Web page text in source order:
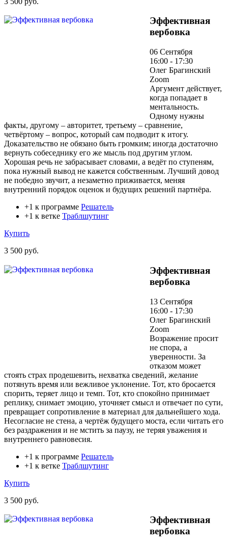
Эффективная
вербовка
06 Сентября
16:00 - 17:30
Олег Брагинский
Zoom
Аргумент действует,
когда попадает в
ментальность.
Одному нужны
факты, другому – авторитет, третьему – сравнение,
четвёртому – вопрос, который сам подводит к итогу.
Доказательство не обязано быть громким; иногда достаточно
вернуть собеседнику его же мысль под другим углом.
Хорошая речь не забрасывает словами, а ведёт по ступеням,
пока нужный вывод не кажется собственным. Лучший довод
не победно звучит, а незаметно приживается, меняя
внутренний порядок оценок и будущих решений партнёра.
+1 к программе Решатель
+1 к ветке Траблшутинг
Купить
3 500 руб.
Эффективная
вербовка
13 Сентября
16:00 - 17:30
Олег Брагинский
Zoom
Возражение просит
не спора, а
уверенности. За
отказом может
стоять страх продешевить, нехватка сведений, желание
потянуть время или вежливое уклонение. Тот, кто бросается
спорить, теряет лицо и темп. Тот, кто спокойно принимает
реплику, снимает эмоцию, уточняет смысл и отвечает по сути,
превращает сопротивление в материал для дальнейшего хода.
Несогласие не стена, а чертёж будущего моста, если читать его
без раздражения и не мстить за паузу, не теряя уважения и
внутреннего равновесия.
+1 к программе Решатель
+1 к ветке Траблшутинг
Купить
3 500 руб.
Эффективная
вербовка